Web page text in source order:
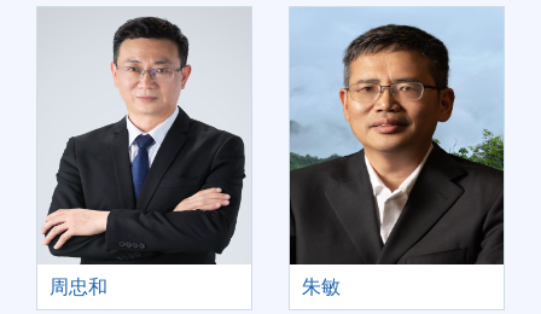
周忠和 朱敏